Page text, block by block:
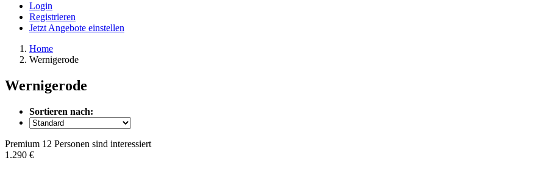
Login
Registrieren
Jetzt Angebote einstellen
Home
Wernigerode
Wernigerode
Sortieren nach:
Premium 12 Personen sind interessiert
1.290 €